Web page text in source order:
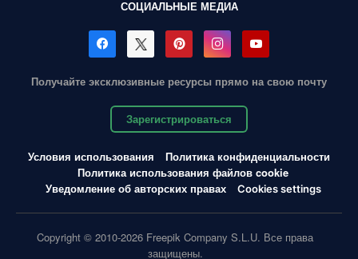
СОЦИАЛЬНЫЕ МЕДИА
Получайте эксклюзивные ресурсы прямо на свою почту
Зарегистрироваться
Условия использования
Политика конфиденциальности
Политика использования файлов cookie
Уведомление об авторских правах
Cookies settings
Copyright © 2010-2026 Freepik Company S.L.U. Все права
защищены.